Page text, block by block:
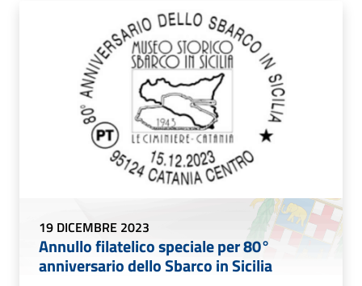
19 DICEMBRE 2023
Annullo filatelico speciale per 80°
anniversario dello Sbarco in Sicilia